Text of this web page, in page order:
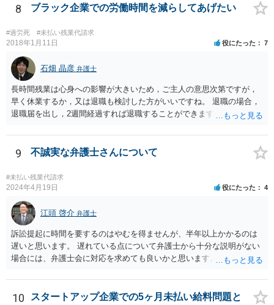
的には１０時〜１９時はできるだけB社にいるよう努力はします。た
だ、他の仕事もありますので、必ずその条件を守れるとは限りません
し、B社常駐時であっても本件以外の仕事もさせてもらうことになりま
す。」というものが考えられます。 その提案すら断られるようであれ
ば、ちょっと危険な会社だというシグナルと考えるべきでしょう。
8 ブラック企業での労働時間を減らしてあげたい
#過労死 #未払い残業代請求
2018年1月11日 役にたった 7
石畑 晶彦 弁護士
長時間残業は心身への影響が大きいため，ご主人の意思次第ですが，
早く休業するか，又は退職も検討した方がいいですね。 退職の場合，
退職届を出し，2週間経過すれば退職することができます。これは会社
であれば，十分な引き継ぎを行った上で，退職することで後々のトラ
ブルは防ぐことが可能です。
9 不誠実な弁護士さんについて
#未払い残業代請求
2024年4月19日 役にたった 4
江頭 啓介 弁護士
訴訟提起に時間を要するのはやむを得ませんが、半年以上かかるのは
遅いと思います。 遅れている点について弁護士から十分な説明がない
場合には、弁護士会に対応を求めても良いかと思います。
10
スタートアップ企業での5ヶ月未払い給料問題と